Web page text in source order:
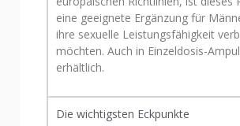
eine geeignete Ergänzung für
ihre sexuelle Leistungsfähigkeit
möchten. Auch in Einzeldosis-
erhältlich.
Die wichtigsten Eckpunkte